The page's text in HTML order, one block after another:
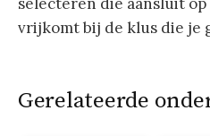
vrijkomt bij de klus die je
Gerelateerde